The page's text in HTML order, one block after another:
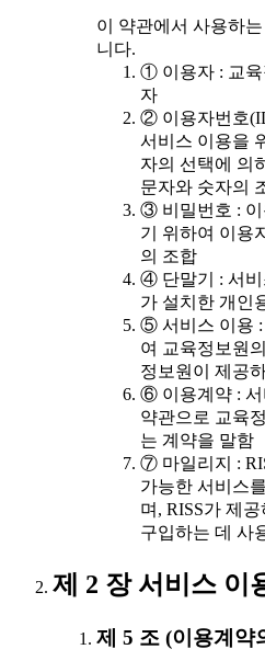
이 약관에서 사용하
니다.
① 이용자 : 교육
자
② 이용자번호
서비스 이용을
자의 선택에 의
문자와 숫자의
③ 비밀번호 : 이
기 위하여 이용
의 조합
④ 단말기 : 서비
가 설치한 개인
⑤ 서비스 이용 :
여 교육정보원
정보원이 제공
⑥ 이용계약 : 서
약관으로 교육
는 계약을 말함
⑦ 마일리지 :
가능한 서비스
며, RISS가 제
구입하는 데 사
제 2 장 서비스 이
제 5 조 (이용계약